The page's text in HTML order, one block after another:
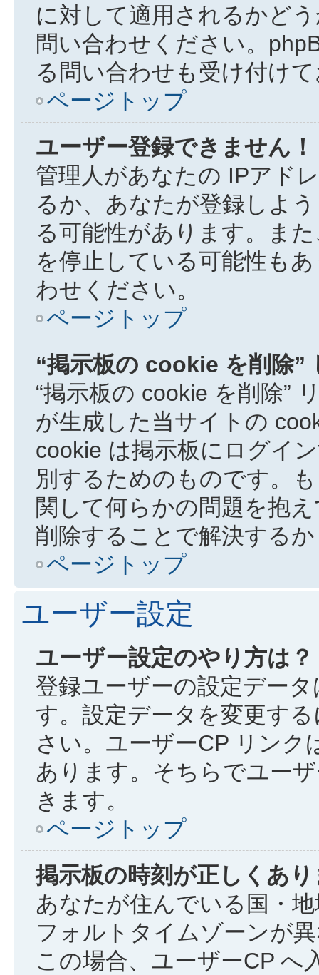
に対して適用されるかど
問い合わせください。
る問い合わせも受け付け
ページトップ
ユーザー登録できません！
管理人があなたの IPアド
るか、あなたが登録しよ
る可能性があります。ま
を停止している可能性も
わせください。
ページトップ
“掲示板の cookie を削除”
“掲示板の cookie を削除”
が生成した当サイトの
cookie は掲示板にログイ
別するためのものです。
関して何らかの問題を抱
削除することで解決する
ページトップ
ユーザー設定
ユーザー設定のやり方は？
登録ユーザーの設定デー
す。設定データを変更す
さい。ユーザーCP リンク
あります。そちらでユー
きます。
ページトップ
掲示板の時刻が正しくあ
あなたが住んでいる国・
フォルトタイムゾーンが
この場合、ユーザーCP へ